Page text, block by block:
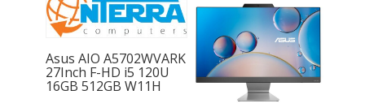
Asus AIO A5702WVARK
27Inch F-HD i5 120U
16GB 512GB W11H